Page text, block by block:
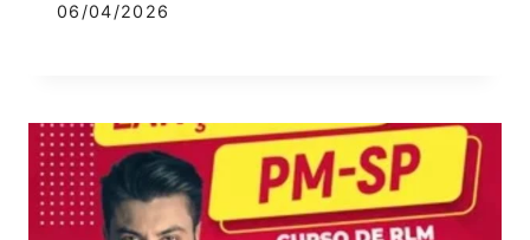
06/04/2026